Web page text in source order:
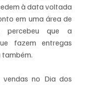
à data voltada
em uma área de
percebeu que a
fazem entregas
também.
no Dia dos